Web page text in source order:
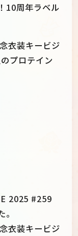
10周年ラベル
衣装キービジ
プロテイン
2025 #259
衣装キービジ